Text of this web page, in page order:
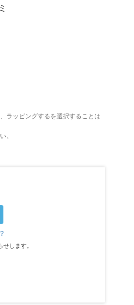
ラッピングするを選択することは
。
します。